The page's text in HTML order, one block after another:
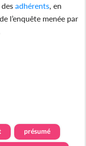
adhérents , en
l’enquête menée par
présumé